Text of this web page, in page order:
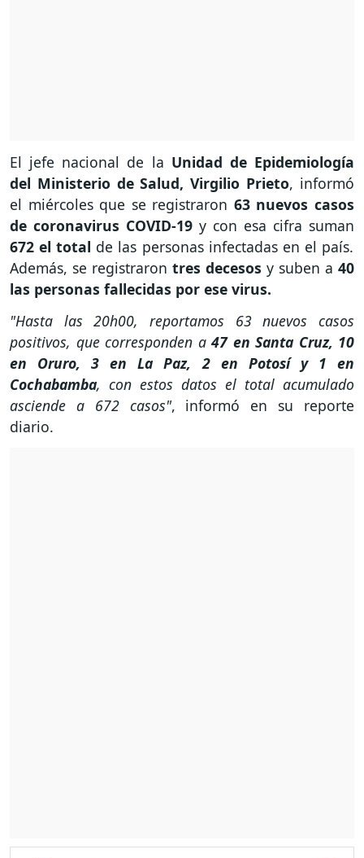
El jefe nacional de la Unidad de Epidemiología
del Ministerio de Salud, Virgilio Prieto, informó
el miércoles que se registraron 63 nuevos casos
de coronavirus COVID-19 y con esa cifra suman
672 el total de las personas infectadas en el país.
Además, se registraron tres decesos y suben a 40
las personas fallecidas por ese virus.
"Hasta las 20h00, reportamos 63 nuevos casos
positivos, que corresponden a 47 en Santa Cruz, 10
en Oruro, 3 en La Paz, 2 en Potosí y 1 en
Cochabamba, con estos datos el total acumulado
asciende a 672 casos", informó en su reporte
diario.